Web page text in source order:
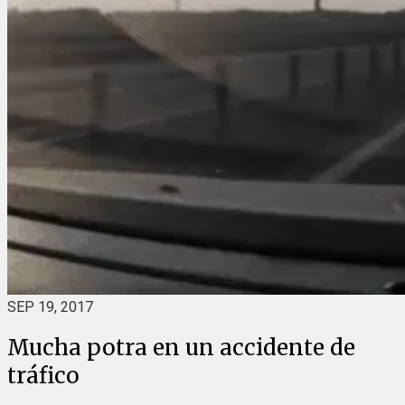
SEP 19, 2017
Mucha potra en un accidente de
tráfico